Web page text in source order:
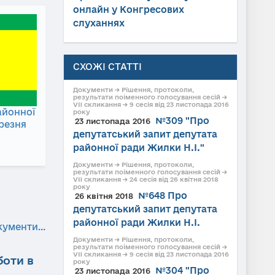
в
онлайн у Конгресових
слуханнях
СХОЖІ СТАТТІ
Документи → Рішення, протоколи,
результати поіменного голосування сесій →
VII скликання → 9 сесія від 23 листопада 2016
року
23 листопада 2016
№309 "Про
депутатський запит депутата
районної ради Жилки Н.І."
Документи → Рішення, протоколи,
результати поіменного голосування сесій →
VII скликання → 24 сесія від 26 квітня 2018
року
26 квітня 2018
№648 Про
депутатський запит депутата
районної ради Жилки Н.І.
Документи → Рішення, протоколи,
результати поіменного голосування сесій →
VII скликання → 9 сесія від 23 листопада 2016
року
23 листопада 2016 №304 "Про